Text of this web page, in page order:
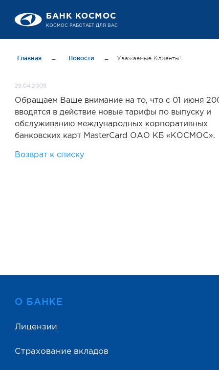
БАНК КОСМОС
Главная → Новости → Уважаемые Клиенты!
29.04.2009
Обращаем Ваше внимание на то, что с 01 июня
вводятся в действие новые тарифы по выпуску и
обслуживанию международных корпоративных
банковских карт MasterCard ОАО КБ «КОСМОС».
Возврат к списку
О БАНКЕ
Лицензии
Страхование вкладов